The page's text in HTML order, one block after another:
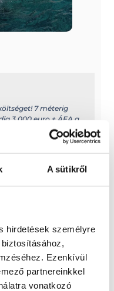
A sütikről
hirdetések személyre
Ezenkívül
partnereinkkel
vonatkozó
7 méterig
3.000 euro + ÁFA a